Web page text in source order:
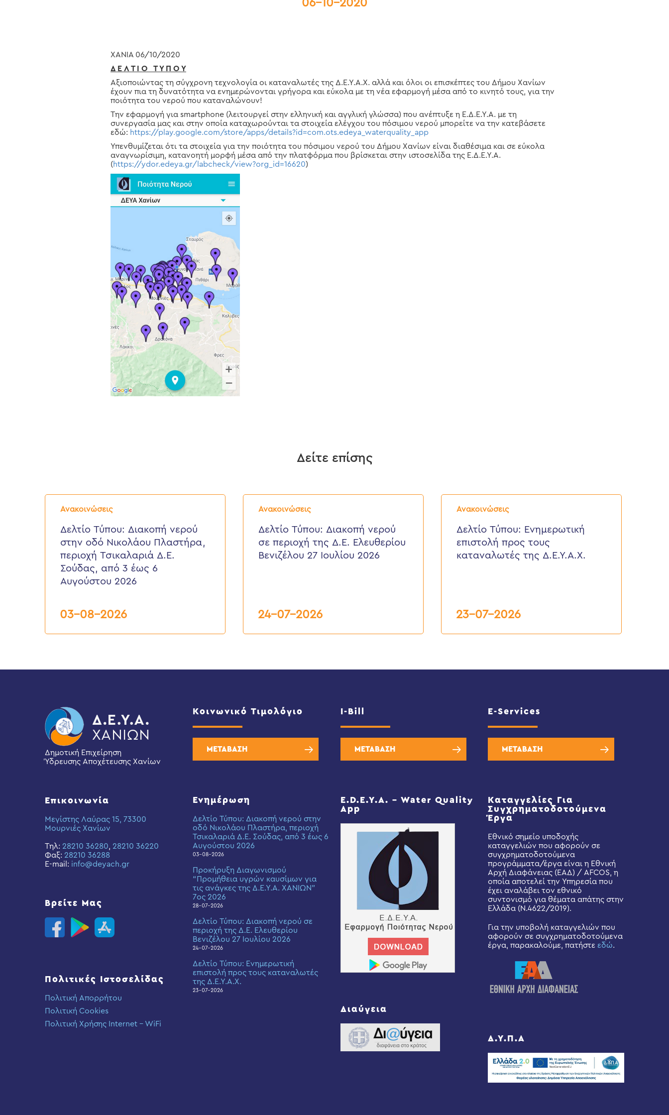
Hit enter to search or ESC to close
06-10-2020
ΧΑΝΙΑ 06/10/2020
Δ Ε Λ Τ Ι Ο Τ Υ Π Ο Υ
Αξιοποιώντας τη σύγχρονη τεχνολογία οι καταναλωτές της Δ.Ε.Υ.Α.Χ. αλλά και όλοι οι επισκέπτες του Δήμου Χανίων
έχουν πια τη δυνατότητα να ενημερώνονται γρήγορα και εύκολα με τη νέα εφαρμογή μέσα από το κινητό τους, για την
ποιότητα του νερού που καταναλώνουν!
Την εφαρμογή για smartphone (λειτουργεί στην ελληνική και αγγλική γλώσσα) που ανέπτυξε η Ε.Δ.Ε.Υ.Α. με τη
συνεργασία μας και στην οποία καταχωρούνται τα στοιχεία ελέγχου του πόσιμου νερού μπορείτε να την κατεβάσετε
εδώ: https://play.google.com/store/apps/details?id=com.ots.edeya_waterquality_app
Υπενθυμίζεται ότι τα στοιχεία για την ποιότητα του πόσιμου νερού του Δήμου Χανίων είναι διαθέσιμα και σε εύκολα
αναγνωρίσιμη, κατανοητή μορφή μέσα από την πλατφόρμα που βρίσκεται στην ιστοσελίδα της Ε.Δ.Ε.Υ.Α.
(https://ydor.edeya.gr/labcheck/view?org_id=16620)
Δείτε επίσης
Ανακοινώσεις
Δελτίο
Τύπου:
νερού
στην
Νικολάου
Πλαστήρα,
περιοχή
Τσικαλαριά
6
Δελτίο Τύπου: Διακοπή νερού
στην οδό Νικολάου Πλαστήρα,
περιοχή Τσικαλαριά Δ.Ε.
Σούδας, από 3 έως 6
Αυγούστου 2026
03-08-2026
Ανακοινώσεις
Δελτίο
Τύπου:
νερού
περιοχή
Δελτίο Τύπου: Διακοπή νερού
σε περιοχή της Δ.Ε. Ελευθερίου
Βενιζέλου 27 Ιουλίου 2026
24-07-2026
Ανακοινώσεις
Δελτίο
Τύπου:
επιστολή
προς
τους
καταναλωτές
Δελτίο Τύπου: Eνημερωτική
επιστολή προς τους
καταναλωτές της Δ.Ε.Υ.Α.Χ.
23-07-2026
Δημοτική Επιχείρηση
Ύδρευσης Αποχέτευσης Χανίων
Επικοινωνία
Μεγίστης Λαύρας 15, 73300
Μουρνιές Χανίων
Τηλ: 28210 36280, 28210 36220
Φαξ: 28210 36288
E-mail: info@deyach.gr
Βρείτε Μας
Πολιτικές Ιστοσελίδας
Πολιτική Απορρήτου
Πολιτική Cookies
Πολιτική Χρήσης Internet – WiFi
Κοινωνικό Τιμολόγιο
ΜΕΤΑΒΑΣΗ
Ενημέρωση
Δελτίο Τύπου: Διακοπή νερού στην
οδό Νικολάου Πλαστήρα, περιοχή
Τσικαλαριά Δ.Ε. Σούδας, από 3 έως 6
Αυγούστου 2026
03-08-2026
Προκήρυξη Διαγωνισμού
“Προμήθεια υγρών καυσίμων για
τις ανάγκες της Δ.Ε.Υ.Α. ΧΑΝΙΩΝ”
7ος 2026
28-07-2026
Δελτίο Τύπου: Διακοπή νερού σε
περιοχή της Δ.Ε. Ελευθερίου
Βενιζέλου 27 Ιουλίου 2026
24-07-2026
Δελτίο Τύπου: Eνημερωτική
επιστολή προς τους καταναλωτές
της Δ.Ε.Υ.Α.Χ.
23-07-2026
I-Bill
ΜΕΤΑΒΑΣΗ
E.D.E.Y.A. – Water Quality
App
Διαύγεια
E-Services
ΜΕΤΑΒΑΣΗ
Καταγγελίες Για
Συγχρηματοδοτούμενα
Έργα
Εθνικό σημείο υποδοχής
καταγγελιών που αφορούν σε
συγχρηματοδοτούμενα
προγράμματα/έργα είναι η Εθνική
Αρχή Διαφάνειας (ΕΑΔ) / AFCOS, η
οποία αποτελεί την Υπηρεσία που
έχει αναλάβει τον εθνικό
συντονισμό για θέματα απάτης στην
Ελλάδα (Ν.4622/2019).
Για την υποβολή καταγγελιών που
αφορούν σε συγχρηματοδοτούμενα
έργα, παρακαλούμε, πατήστε εδώ.
Δ.Υ.Π.Α